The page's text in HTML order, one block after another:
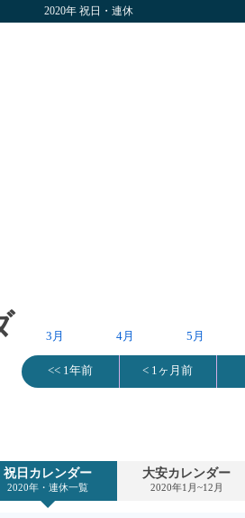
2020年 祝日・連休
3月 4月 5月
<< 1年前 < 1ヶ月前
祝日カレンダー
2020年・連休一覧
大安カレンダー
2020年1月~12月